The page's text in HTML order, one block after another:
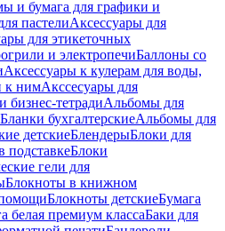
и бумага для графики и
пастелиАксессуары для
для этикеточных
и электропечиБаллоны со
Аксессуары к кулерам для воды,
к нимАкссесуары для
бизнес-тетрадиАльбомы для
Бланки бухгалтерскиеАльбомы для
детскиеБлендерыБлоки для
подставкеБлоки
гели для
Блокноты в книжном
Блокноты детскиеБумага
белая премиум классаБаки для